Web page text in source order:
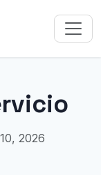
2026